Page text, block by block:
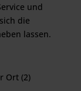
und
die
lassen.
Ort (2)